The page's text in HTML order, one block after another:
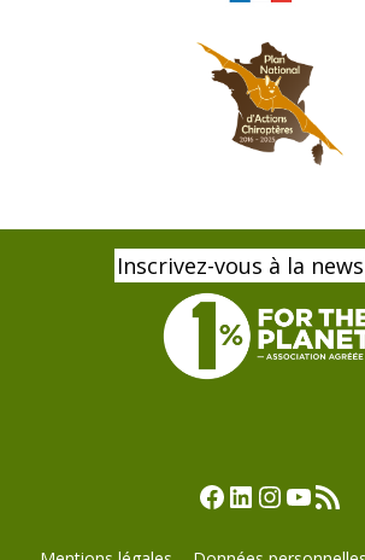
Inscrivez-vous à la
Facebook
LinkedIn
Flux RSS